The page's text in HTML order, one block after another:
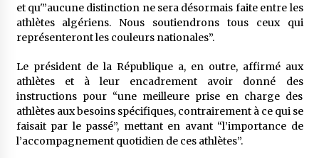
et qu'”aucune distinction ne sera désormais faite entre les
athlètes algériens. Nous soutiendrons tous ceux qui
représenteront les couleurs nationales”.
Le président de la République a, en outre, affirmé aux
athlètes et à leur encadrement avoir donné des
instructions pour “une meilleure prise en charge des
athlètes aux besoins spécifiques, contrairement à ce qui se
faisait par le passé”, mettant en avant “l’importance de
l’accompagnement quotidien de ces athlètes”.